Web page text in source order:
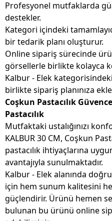
Profesyonel mutfaklarda
destekler.
Kategori içindeki
bir tedarik planı oluşturur.
Online sipariş sürecinde
görsellerle birlikte kolayca
Kalbur - Elek
birlikte sipariş planınıza
Coşkun Pastacılık
Pastacılık
Mutfaktaki ustalığınızı
KALBUR 30 CM, Coşkun
pastacılık ihtiyaçlarına
avantajıyla sunulmaktadır.
Kalbur - Elek alanında
için hem sunum kalitesini
güçlendirir. Ürünü hemen
bulunan bu ürünü online